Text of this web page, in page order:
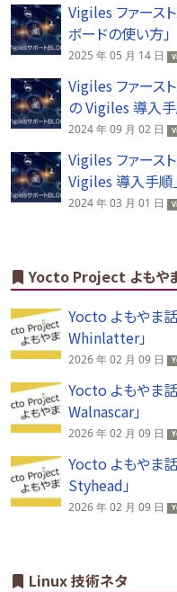
Vigiles ファース
ボードの使い方」
2025 年 05 月 14 日
Vigiles ファース
の Vigiles 導入手
2024 年 09 月 02 日
Vigiles ファース
Vigiles 導入手順
2024 年 03 月 01 日
Yocto Project よもや
Yocto よもやま
Whinlatter」
2026 年 02 月 09 日
Yocto よもやま
Walnascar」
2026 年 02 月 09 日
Yocto よもやま
Styhead」
2026 年 02 月 09 日
Linux 技術ネタ